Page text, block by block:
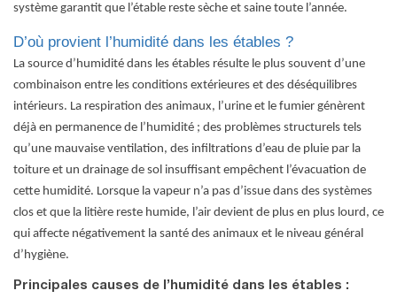
système garantit que l’étable reste sèche et saine toute l’année.
D’où provient l’humidité dans les étables ?
La source d’humidité dans les étables résulte le plus souvent d’une
combinaison entre les conditions extérieures et des déséquilibres
intérieurs. La respiration des animaux, l’urine et le fumier génèrent
déjà en permanence de l’humidité ; des problèmes structurels tels
qu’une mauvaise ventilation, des infiltrations d’eau de pluie par la
toiture et un drainage de sol insuffisant empêchent l’évacuation de
cette humidité. Lorsque la vapeur n’a pas d’issue dans des systèmes
clos et que la litière reste humide, l’air devient de plus en plus lourd, ce
qui affecte négativement la santé des animaux et le niveau général
d’hygiène.
Principales causes de l’humidité dans les étables :